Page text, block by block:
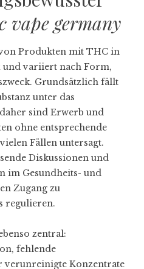
vape germany
Produkten mit THC in
und variiert nach Form,
Grundsätzlich fällt
unter das
sind Erwerb und
ohne entsprechende
Fällen untersagt.
Diskussionen und
im Gesundheits- und
Zugang zu
regulieren.
zentral:
fehlende
Konzentrate